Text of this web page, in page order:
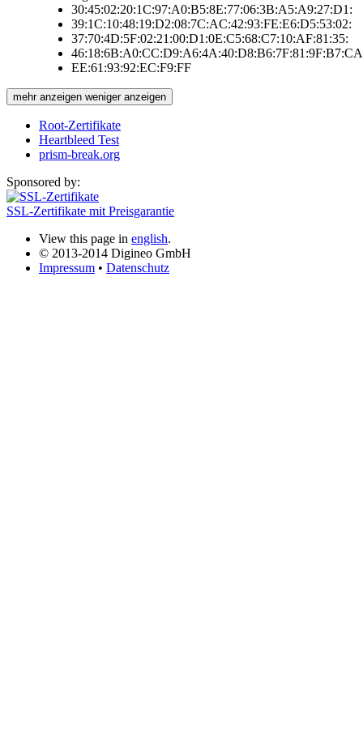
30:45:02:20:1C:97:A0:B5:8E:77:06:3B:A5:A9:27:D1:
39:1C:10:48:19:D2:08:7C:AC:42:93:FE:E6:D5:53:02:
37:70:4D:5F:02:21:00:D1:0E:C5:68:C7:10:AF:81:35:
EE:61:93:92:EC:F9:FF
mehr anzeigen weniger anzeigen
Root-Zertifikate
Heartbleed Test
prism-break.org
Sponsored by:
SSL-Zertifikate mit Preisgarantie
View this page in english.
© 2013-2014 Digineo GmbH
Impressum • Datenschutz